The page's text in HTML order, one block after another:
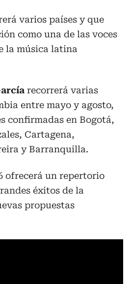
varios países y que
como una de las voces
la música latina
recorrerá varias
entre mayo y agosto,
confirmadas en Bogotá,
Cartagena,
y Barranquilla.
ofrecerá un repertorio
éxitos de la
propuestas